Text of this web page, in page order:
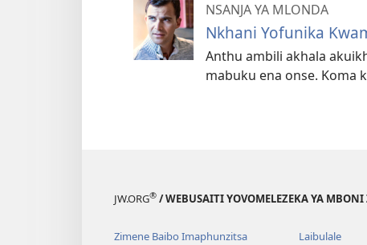
NSANJA YA MLONDA
Nkhani Yofunika
Anthu ambili akhala
mabuku ena onse. Koma
JW.ORG® / WEBUSAITI YOVOMELEZEKA YA MBONI
Zimene Baibo Imaphunzitsa Laibulale